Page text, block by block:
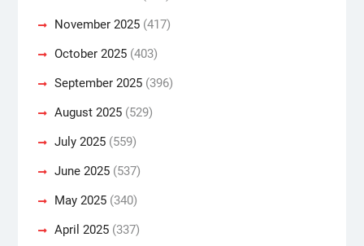
November 2025(417)
October 2025(403)
September 2025(396)
August 2025(529)
July 2025(559)
June 2025(537)
May 2025(340)
April 2025(337)